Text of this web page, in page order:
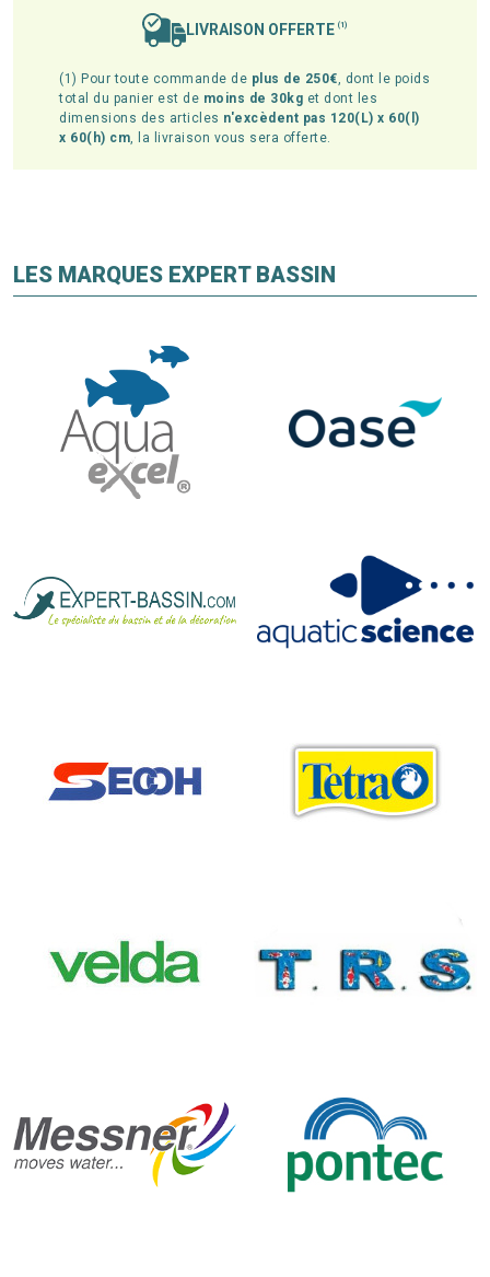
LIVRAISON OFFERTE (1)
(1) Pour toute commande de plus de 250€, dont le poids
total du panier est de moins de 30kg et dont les
dimensions des articles n'excèdent pas 120(L) x 60(l)
x 60(h) cm, la livraison vous sera offerte.
LES MARQUES EXPERT BASSIN